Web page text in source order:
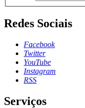
Redes Sociais
Facebook
Twitter
YouTube
Instagram
RSS
Serviços